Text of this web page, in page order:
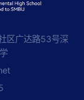
区广达路53号深